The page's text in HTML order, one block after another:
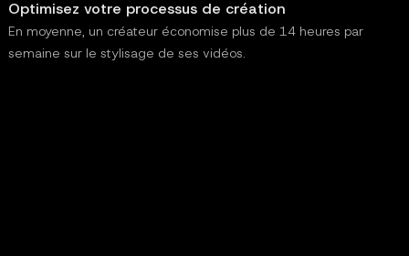
Optimisez votre processus de création
En moyenne, un créateur économise plus de 14 heures par
semaine sur le stylisage de ses vidéos.